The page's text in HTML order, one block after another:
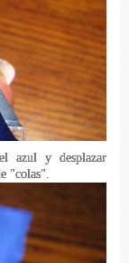
azul y desplazar
"colas".